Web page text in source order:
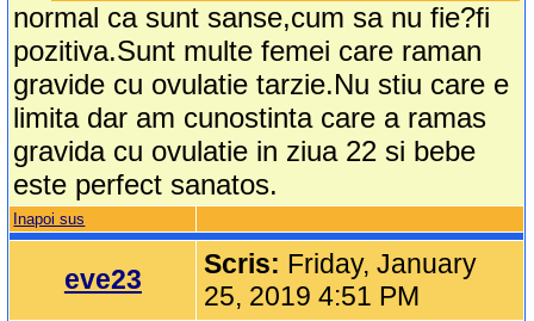
normal ca sunt sanse,cum sa nu fie?fi
pozitiva.Sunt multe femei care raman
gravide cu ovulatie tarzie.Nu stiu care e
limita dar am cunostinta care a ramas
gravida cu ovulatie in ziua 22 si bebe
este perfect sanatos.
Inapoi sus
eve23 Scris: Friday, January
25, 2019 4:51 PM